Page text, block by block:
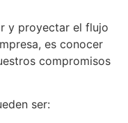
y proyectar el flujo
es conocer
compromisos
ser: